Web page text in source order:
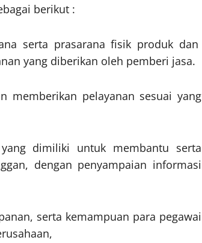
berikut :
serta prasarana fisik produk dan
yang diberikan oleh pemberi jasa.
memberikan pelayanan sesuai yang
dimiliki untuk membantu serta
dengan penyampaian informasi
serta kemampuan para pegawai